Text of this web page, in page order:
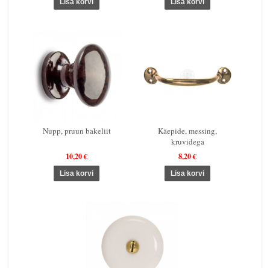
Nupp, pruun bakeliit
10,20 €
Käepide, messing,
kruvidega
8,20 €